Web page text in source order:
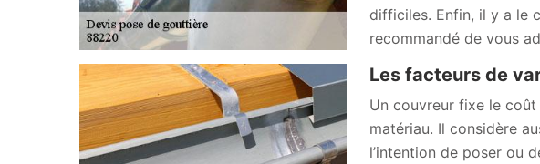
difficiles. Enfin, il y a le
recommandé de vous
Les facteurs de
Un couvreur fixe le
matériau. Il considère
l’intention de poser ou